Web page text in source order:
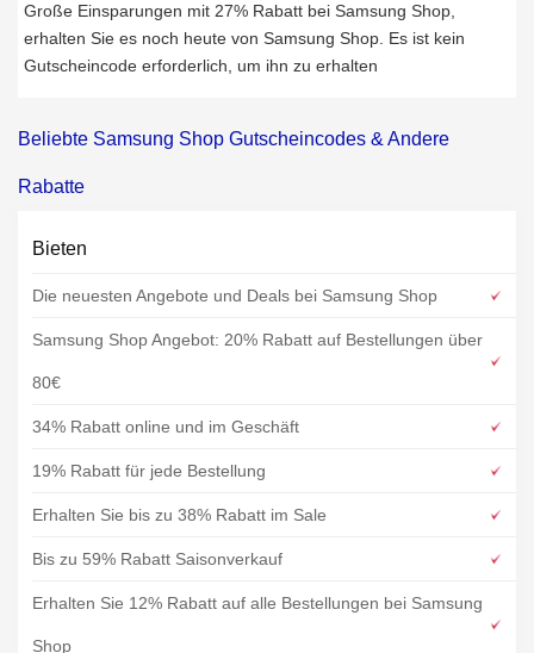
Große Einsparungen mit 27% Rabatt bei Samsung Shop,
erhalten Sie es noch heute von Samsung Shop. Es ist kein
Gutscheincode erforderlich, um ihn zu erhalten
Beliebte Samsung Shop Gutscheincodes & Andere
Rabatte
Bieten
Die neuesten Angebote und Deals bei Samsung Shop
Samsung Shop Angebot: 20% Rabatt auf Bestellungen über
80€
34% Rabatt online und im Geschäft
19% Rabatt für jede Bestellung
Erhalten Sie bis zu 38% Rabatt im Sale
Bis zu 59% Rabatt Saisonverkauf
Erhalten Sie 12% Rabatt auf alle Bestellungen bei Samsung
Shop